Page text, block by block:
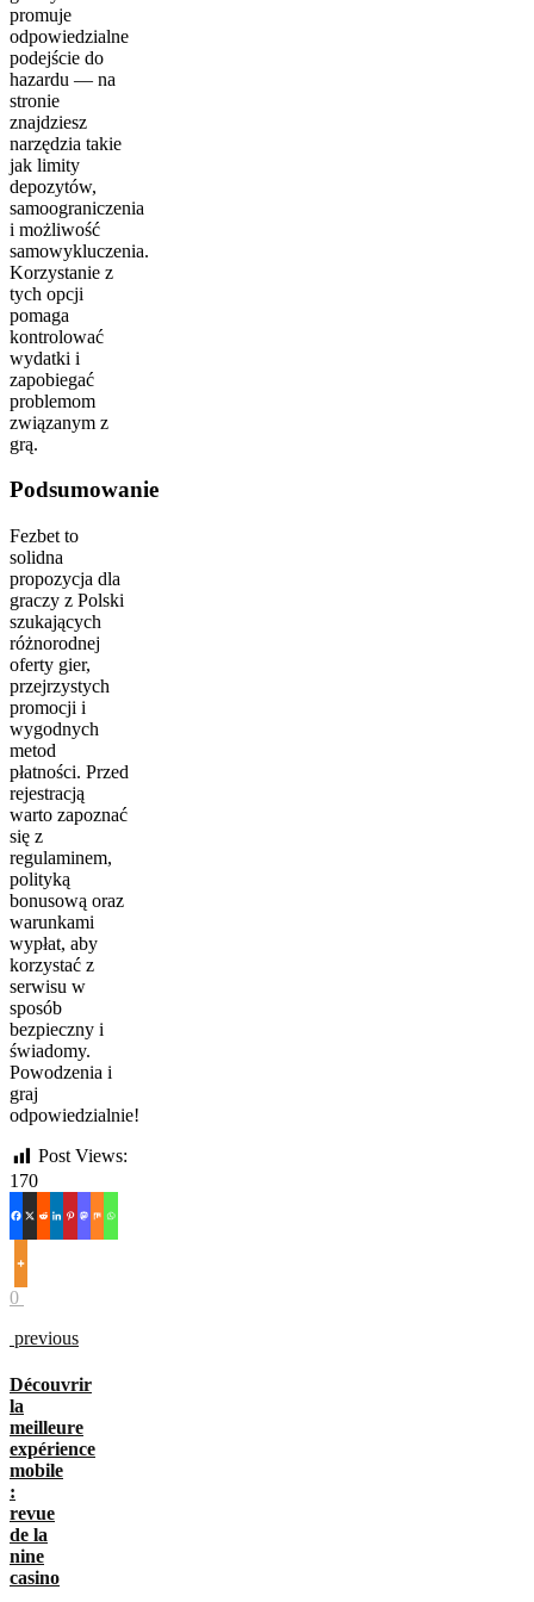
promuje
odpowiedzialne
podejście do
hazardu — na
stronie
znajdziesz
narzędzia takie
jak limity
depozytów,
samoograniczenia
i możliwość
samowykluczenia.
Korzystanie z
tych opcji
pomaga
kontrolować
wydatki i
zapobiegać
problemom
związanym z
grą.
Podsumowanie
Fezbet to
solidna
propozycja dla
graczy z Polski
szukających
różnorodnej
oferty gier,
przejrzystych
promocji i
wygodnych
metod
płatności. Przed
rejestracją
warto zapoznać
się z
regulaminem,
polityką
bonusową oraz
warunkami
wypłat, aby
korzystać z
serwisu w
sposób
bezpieczny i
świadomy.
Powodzenia i
graj
odpowiedzialnie!
Post Views:
170
0
previous
Découvrir
la
meilleure
expérience
mobile
:
revue
de la
nine
casino